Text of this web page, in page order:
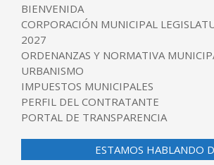
BIENVENIDA
CORPORACIÓN MUNICIPAL
2027
ORDENANZAS Y NORMATIVA
URBANISMO
IMPUESTOS MUNICIPALES
PERFIL DEL CONTRATANTE
PORTAL DE TRANSPARENCIA
ESTAMOS HABLANDO